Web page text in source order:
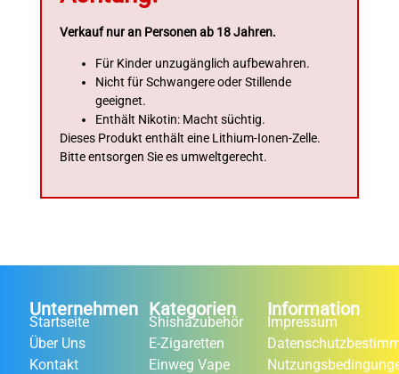
Verkauf nur an Personen ab 18 Jahren.
Für Kinder unzugänglich aufbewahren.
Nicht für Schwangere oder Stillende
geeignet.
Enthält Nikotin: Macht süchtig.
Dieses Produkt enthält eine Lithium-Ionen-Zelle.
Bitte entsorgen Sie es umweltgerecht.
Unternehmen
Startseite
Über Uns
Kontakt
Kategorien
Shishazubehör
E-Zigaretten
Einweg Vape
Information
Impressum